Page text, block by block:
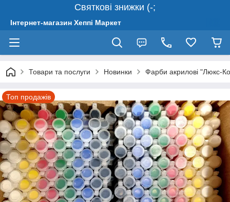
Святкові знижки (-;
Інтернет-магазин Хеппі Маркет
Товари та послуги Новинки Фарби акрилові "Люкс-
Топ продажів